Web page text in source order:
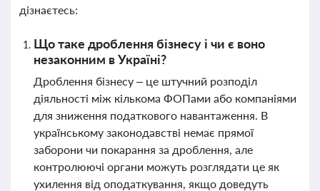
дізнаєтесь:
Що таке дроблення бізнесу і чи є воно
незаконним в Україні?
Дроблення бізнесу – це штучний розподіл
діяльності між кількома ФОПами або компаніями
для зниження податкового навантаження. В
українському законодавстві немає прямої
заборони чи покарання за дроблення, але
контролюючі органи можуть розглядати це як
ухилення від оподаткування, якщо доведуть